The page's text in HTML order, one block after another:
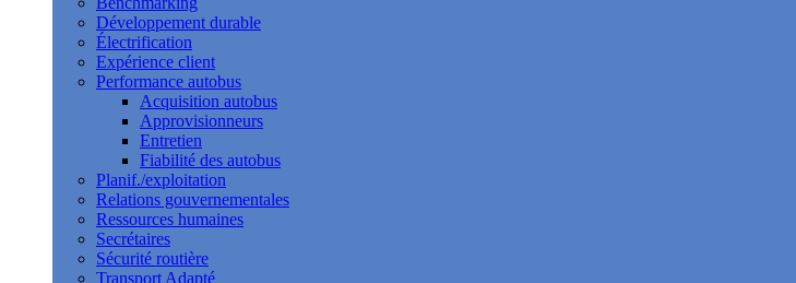
Développement durable
Électrification
Expérience client
Performance autobus
Acquisition autobus
Approvisionneurs
Entretien
Fiabilité des autobus
Planif./exploitation
Relations gouvernementales
Ressources humaines
Secrétaires
Sécurité routière
Transport Adapté